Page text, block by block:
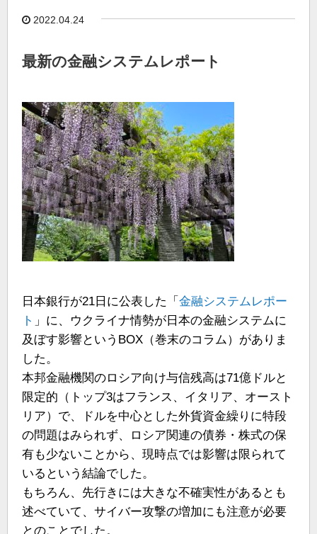
2022.04.24
最新の金融システムレポート
日本銀行が21日に公表した「 金融システムレポー
ト 」に、ウクライナ情勢が日本の金融システムに
及ぼす影響というBOX（巻末のコラム）がありま
した。
本邦金融機関のロシア向け与信残高は71億ドルと
限定的（トップ3はフランス、イタリア、オースト
リア）で、ドルを中心とした外貨資金繰りに特段
の問題はみられず、ロシア関連の債券・株式の保
有も少ないことから、現時点では影響は限られて
いるという結論でした。
もちろん、先行きには大きな不確実性があるとも
述べていて、サイバー攻撃の増加にも注意が必要
とのことでした。